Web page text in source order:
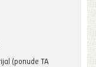
(ponude TA